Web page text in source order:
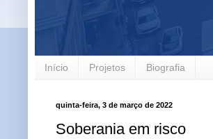
Início Projetos Biografia
quinta-feira, 3 de março de 2022
Soberania em risco